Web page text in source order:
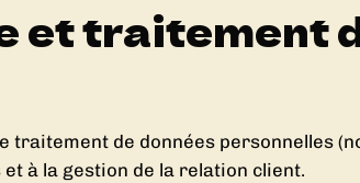
et traitement
traitement de données personnelles
à la gestion de la relation client.